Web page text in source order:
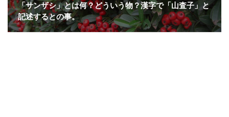
「サンザシ」とは何？どういう物？漢字で「山査子」と
記述するとの事。